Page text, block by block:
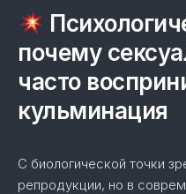
почему
часто
кульминация
С биологической точки
репродукции, но в